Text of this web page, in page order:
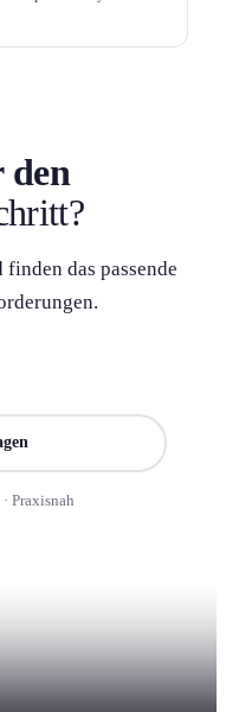
den
das passende
Praxisnah